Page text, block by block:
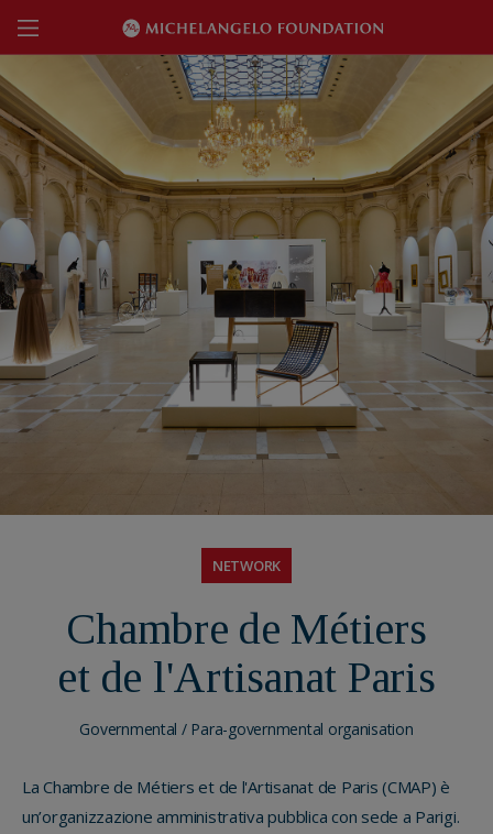
NETWORK
Chambre de Métiers
et de l'Artisanat Paris
Governmental / Para-governmental organisation
La Chambre de Métiers et de l'Artisanat de Paris (CMAP) è
un’organizzazione amministrativa pubblica con sede a Parigi.